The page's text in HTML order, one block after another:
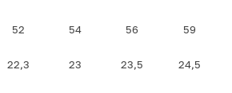
52 54 56 59
22,3 23 23,5 24,5